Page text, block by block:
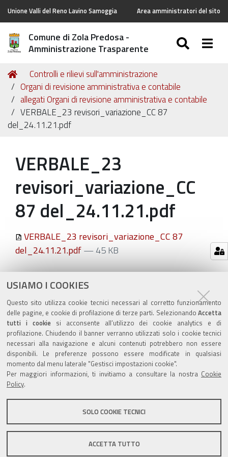
USIAMO I COOKIES
Questo sito utilizza cookie tecnici necessari al corretto funzionamento
delle pagine, e cookie di profilazione di terze parti. Selezionando Accetta
tutti i cookiesi acconsente all’utilizzo dei cookie analytics e di
profilazione. Chiudendo il banner verranno utilizzati solo i cookie tecnici
necessari alla navigazione e alcuni contenuti potrebbero non essere
disponibili. Le preferenze possono essere modificate in qualsiasi
momento dal menu laterale "Gestisci impostazioni cookie".
Per maggiori informazioni, ti invitiamo a consultare la nostra Cookie
Policy.
SOLO COOKIE TECNICI
ACCETTA TUTTO
Unione Valli del Reno Lavino Samoggia Area amministratori del sito
Comune di Zola Predosa -
Amministrazione Trasparente
Tu
sei
qui:
Home
Controlli e rilievi sull'amministrazione
Organi di revisione amministrativa e contabile
allegati Organi di revisione amministrativa e contabile
VERBALE_23 revisori_variazione_CC 87
del_24.11.21.pdf
VERBALE_23
revisori_variazione_CC
87 del_24.11.21.pdf
VERBALE_23 revisori_variazione_CC 87
del_24.11.21.pdf— 45 KB
Azioni
sul
documento
ultima modifica 03/12/2021
Valuta questo sito
Sito istituzionale Comune di Zola Predosa